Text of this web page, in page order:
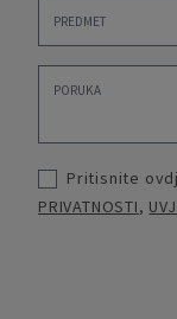
Pritisnite
PRIVATNOSTI,